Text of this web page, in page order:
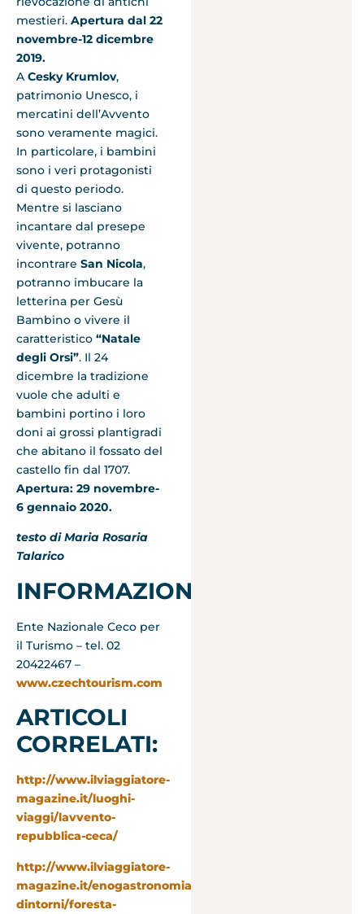
mestieri. Apertura dal 22
novembre-12 dicembre
2019.
A Cesky Krumlov,
patrimonio Unesco, i
mercatini dell’Avvento
sono veramente magici.
In particolare, i bambini
sono i veri protagonisti
di questo periodo.
Mentre si lasciano
incantare dal presepe
vivente, potranno
incontrare San Nicola,
potranno imbucare la
letterina per Gesù
Bambino o vivere il
caratteristico “Natale
degli Orsi”. Il 24
dicembre la tradizione
vuole che adulti e
bambini portino i loro
doni ai grossi plantigradi
che abitano il fossato del
castello fin dal 1707.
Apertura: 29 novembre-
6 gennaio 2020.
testo di Maria Rosaria
Talarico
INFORMAZIONI:
Ente Nazionale Ceco per
il Turismo – tel. 02
20422467 –
www.czechtourism.com
ARTICOLI
CORRELATI:
http://www.ilviaggiatore-
magazine.it/luoghi-
viaggi/lavvento-
repubblica-ceca/
http://www.ilviaggiatore-
magazine.it/enogastronomia-
dintorni/foresta-